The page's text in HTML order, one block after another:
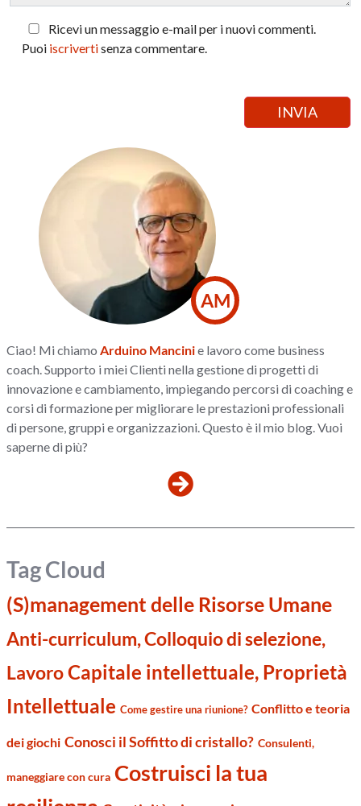
Ricevi un messaggio e-mail per i nuovi commenti.
Puoi iscrivertisenza commentare.
AM
Ciao! Mi chiamo Arduino Mancinie lavoro come business
coach. Supporto i miei Clienti nella gestione di progetti di
innovazione e cambiamento, impiegando percorsi di coaching e
corsi di formazione per migliorare le prestazioni professionali
di persone, gruppi e organizzazioni. Questo è il mio blog. Vuoi
saperne di più?
Tag Cloud
(S)management delle Risorse Umane
Anti-curriculum, Colloquio di selezione,
LavoroCapitale intellettuale, Proprietà
Intellettuale Come gestire una riunione? Conflitto e teoria
dei giochi Conosci il Soffitto di cristallo? Consulenti,
maneggiare con cura Costruisci la tua